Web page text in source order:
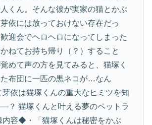
くん。そんな彼が実家の猫とかぶ
依には放っておけない存在だっ
迎会でヘロヘロになってしまった
ねてお持ち帰り（？）すること
めて声の方を見てみると、猫塚く
布団に一匹の黒ネコが…なん
芽依は猫塚くんの重大なヒミツを知
？ 猫塚くんと叶える夢のペットラ
容◆・「猫塚くんは秘密をかぶ